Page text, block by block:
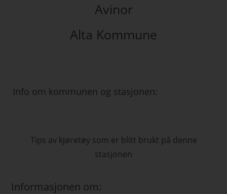
Avinor
Alta Kommune
Info om kommunen og stasjonen:
Tips av kjøretøy som er blitt brukt på denne
stasjonen
Informasjonen om: